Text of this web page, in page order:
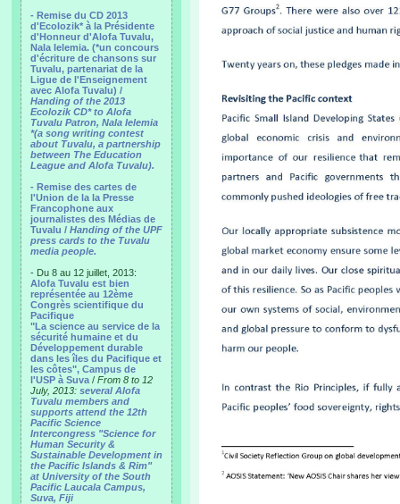
- Remise du CD 2013
d'Ecolozik* à la Présidente
d'Honneur d'Alofa Tuvalu,
Nala Ielemia. (*un concours
d'écriture de chansons sur
Tuvalu, partenariat de la
Ligue de l'Enseignement
avec Alofa Tuvalu) /
Handing of the 2013
Ecolozik CD* to Alofa
Tuvalu Patron, Nala Ielemia
*(a song writing contest
about Tuvalu, a partnership
between The Education
League and Alofa Tuvalu).
- Remise des cartes de
l'Union de la la Presse
Francophone aux
journalistes des Médias de
Tuvalu / Handing of the UPF
press cards to the Tuvalu
media people.
- Du 8 au 12 juillet, 2013:
Alofa Tuvalu est bien
représentée au 12ème
Congrès scientifique du
Pacifique
"La science au service de la
sécurité humaine et du
Développement durable
dans les îles du Pacifique et
les côtes", Campus de
l'USP à Suva / From 8 to 12
July, 2013: several Alofa
Tuvalu members and
supports attend the 12th
Pacific Science
Intercongress "Science for
Human Security &
Sustainable Development in
the Pacific Islands & Rim"
at University of the South
Pacific Laucala Campus,
Suva, Fiji